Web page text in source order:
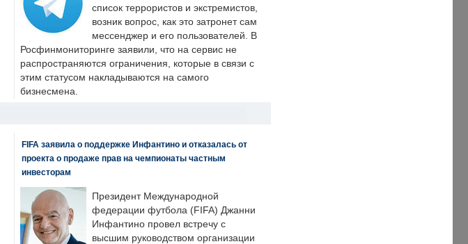
список террористов и экстремистов,
возник вопрос, как это затронет сам
мессенджер и его пользователей. В
Росфинмониторинге заявили, что на сервис не
распространяются ограничения, которые в связи с
этим статусом накладываются на самого
бизнесмена.
FIFA заявила о поддержке Инфантино и отказалась от
проекта о продаже прав на чемпионаты частным
инвесторам
Президент Международной
федерации футбола (FIFA) Джанни
Инфантино провел встречу с
высшим руководством организации